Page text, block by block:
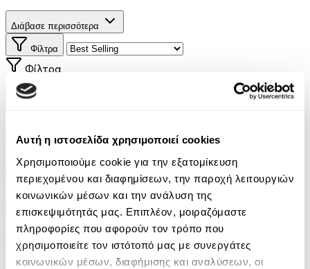
Αυτή η ιστοσελίδα χρησιμοποιεί cookies
Χρησιμοποιούμε cookie για την εξατομίκευση
περιεχομένου και διαφημίσεων, την παροχή λειτουργιών
κοινωνικών μέσων και την ανάλυση της
επισκεψιμότητάς μας. Επιπλέον, μοιραζόμαστε
πληροφορίες που αφορούν τον τρόπο που
χρησιμοποιείτε τον ιστότοπό μας με συνεργάτες
κοινωνικών μέσων, διαφήμισης και αναλύσεων, οι
Διάβασε περισσότερα
Φίλτρα
Φίλτρα
Αφηγητές
Κατηγορίες
Εκδοτικοί οίκοι